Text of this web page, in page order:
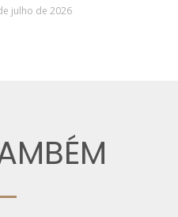
julho de 2026